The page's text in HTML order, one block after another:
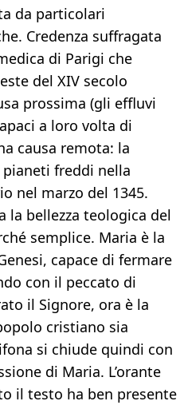
da particolari
Credenza suffragata
di Parigi che
del XIV secolo
prossima (gli effluvi
a loro volta di
causa remota: la
freddi nella
nel marzo del 1345.
la bellezza teologica del
semplice. Maria è la
capace di fermare
con il peccato di
il Signore, ora è la
cristiano sia
si chiude quindi con
di Maria. L’orante
il testo ha ben presente